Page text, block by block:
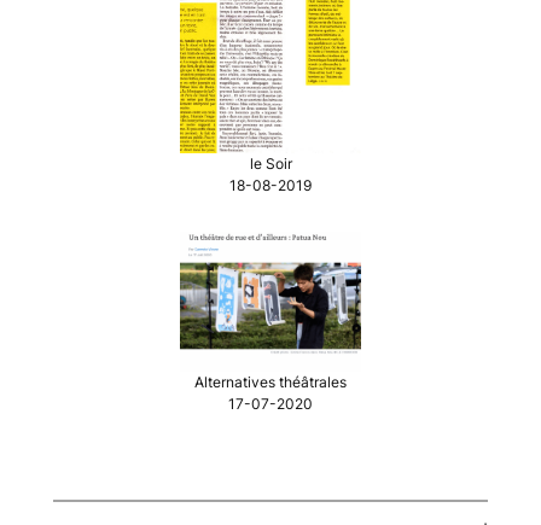
le Soir
18-08-2019
Alternatives théâtrales
17-07-2020